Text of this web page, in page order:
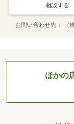
相談する
お問い合わせ先 （
ほかの